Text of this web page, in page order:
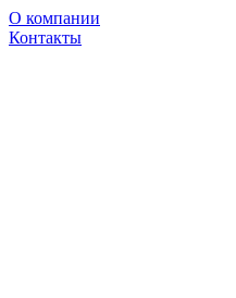
О компании
Контакты